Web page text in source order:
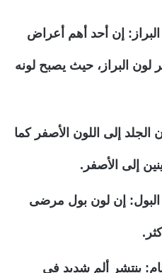
إن أحد أهم أعراض
لون البراز، حيث يصبح لونه
الجلد إلى اللون الأصفر كما
إلى الأصفر.
إن لون بول مرضى
ينتشر ألم شديد في